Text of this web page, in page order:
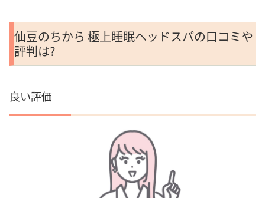
仙豆のちから 極上睡眠ヘッドスパの口コミや
評判は?
良い評価